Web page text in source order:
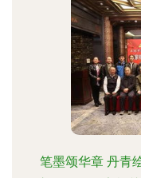
笔墨颂华章 丹青